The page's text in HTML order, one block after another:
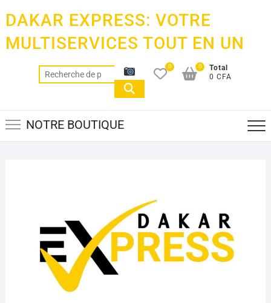
content
DAKAR EXPRESS: VOTRE
MULTISERVICES TOUT EN UN
Recherche
pour :
0
Total
0 CFA
0
NOTRE BOUTIQUE